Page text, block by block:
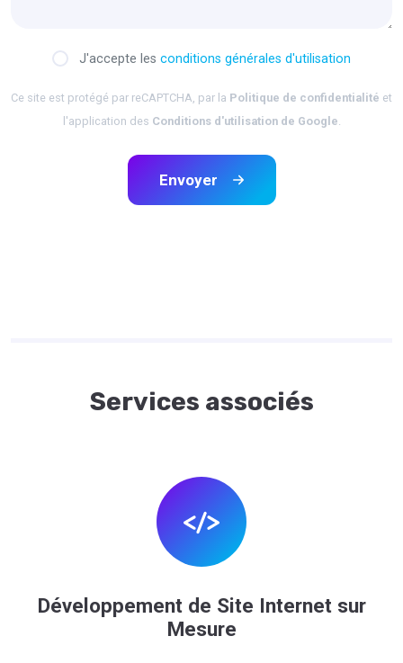
J'accepte les conditions générales d'utilisation
Ce site est protégé par reCAPTCHA, par la Politique de confidentialité et
l'application des Conditions d'utilisation de Google.
Envoyer
Services associés
Développement de Site Internet sur
Mesure